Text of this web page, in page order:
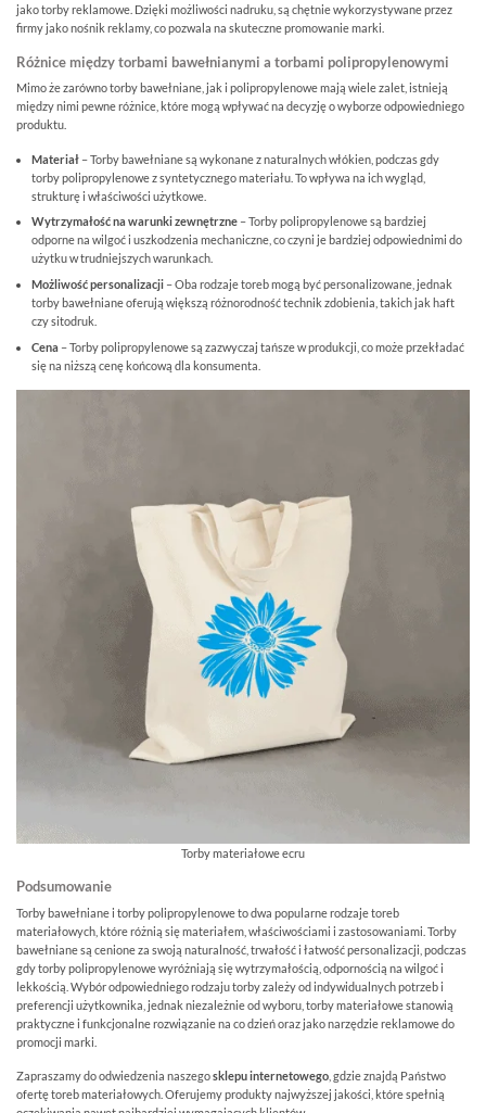
jako torby reklamowe. Dzięki możliwości nadruku, są chętnie wykorzystywane przez
firmy jako nośnik reklamy, co pozwala na skuteczne promowanie marki.
Różnice między torbami bawełnianymi a torbami polipropylenowymi
Mimo że zarówno torby bawełniane, jak i polipropylenowe mają wiele zalet, istnieją
między nimi pewne różnice, które mogą wpływać na decyzję o wyborze odpowiedniego
produktu.
Materiał – Torby bawełniane są wykonane z naturalnych włókien, podczas gdy
torby polipropylenowe z syntetycznego materiału. To wpływa na ich wygląd,
strukturę i właściwości użytkowe.
Wytrzymałość na warunki zewnętrzne – Torby polipropylenowe są bardziej
odporne na wilgoć i uszkodzenia mechaniczne, co czyni je bardziej odpowiednimi do
użytku w trudniejszych warunkach.
Możliwość personalizacji – Oba rodzaje toreb mogą być personalizowane, jednak
torby bawełniane oferują większą różnorodność technik zdobienia, takich jak haft
czy sitodruk.
Cena – Torby polipropylenowe są zazwyczaj tańsze w produkcji, co może przekładać
się na niższą cenę końcową dla konsumenta.
Torby materiałowe ecru
Podsumowanie
Torby bawełniane i torby polipropylenowe to dwa popularne rodzaje toreb
materiałowych, które różnią się materiałem, właściwościami i zastosowaniami. Torby
bawełniane są cenione za swoją naturalność, trwałość i łatwość personalizacji, podczas
gdy torby polipropylenowe wyróżniają się wytrzymałością, odpornością na wilgoć i
lekkością. Wybór odpowiedniego rodzaju torby zależy od indywidualnych potrzeb i
preferencji użytkownika, jednak niezależnie od wyboru, torby materiałowe stanowią
praktyczne i funkcjonalne rozwiązanie na co dzień oraz jako narzędzie reklamowe do
promocji marki.
Zapraszamy do odwiedzenia naszegosklepu internetowego , gdzie znajdą Państwo
ofertę toreb materiałowych. Oferujemy produkty najwyższej jakości, które spełnią